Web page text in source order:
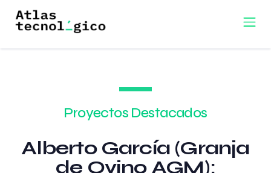
Proyectos Destacados
Alberto García (Granja
de Ovino AGM):